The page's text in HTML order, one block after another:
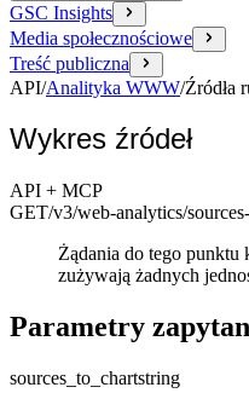
GSC Insights
Media społecznościowe
Treść publiczna
API/Analityka WWW/Źródła
Wykres źródeł
API + MCP
GET/v3/web-analytics/
Żądania do tego punktu
zużywają żadnych
Parametry
sources_to_chartstring